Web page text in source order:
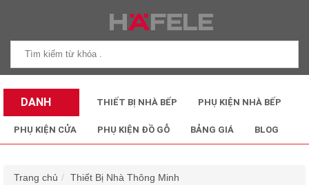
DANH
MỤC SẢN
THIẾT BỊ NHÀ BẾP PHỤ KIỆN NHÀ BẾP
PHỤ KIỆN CỬA PHỤ KIỆN ĐỒ GỖ BẢNG GIÁ BLOG
Trang chủ
Thiết Bị Nhà Thông Minh